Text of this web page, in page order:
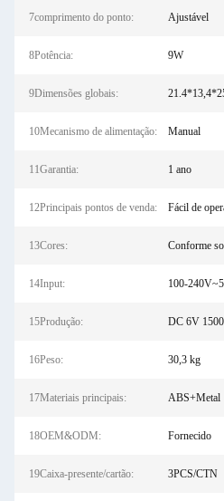
7comprimento do ponto: Ajustável
8Potência: 9W
9Dimensões globais:
10Mecanismo de alimentação: Manual
11Garantia: 1 ano
12Principais pontos de venda: Fácil de
13Cores: Conforme
14Input: 100-
15Produção: DC 6V
16Peso: 30,3 kg
17Materiais principais: ABS+Metal
18OEM&ODM: Fornecido
19Caixa-presente/cartão: 3PCS/CTN